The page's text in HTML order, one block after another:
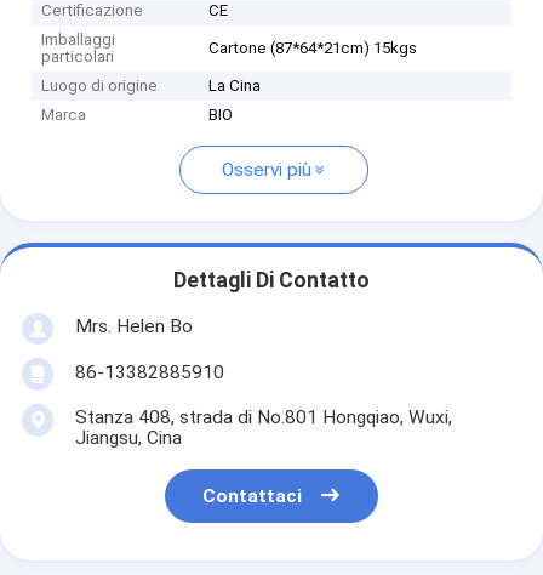
Certificazione
CE
Imballaggi
particolari
Cartone (87*64*21cm) 15kgs
Luogo di origine
La Cina
Marca
BIO
Osservi più
Dettagli Di Contatto
Mrs. Helen Bo
86-13382885910
Stanza 408, strada di No.801 Hongqiao, Wuxi,
Jiangsu, Cina
Contattaci